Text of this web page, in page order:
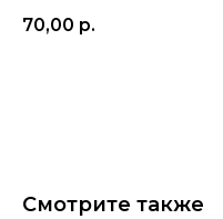
70,00 р.
Смотрите также